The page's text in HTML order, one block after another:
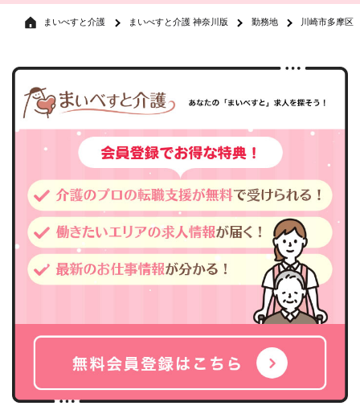
まいべすと介護 まいべすと介護 神奈川版 勤務地 川崎市多摩区